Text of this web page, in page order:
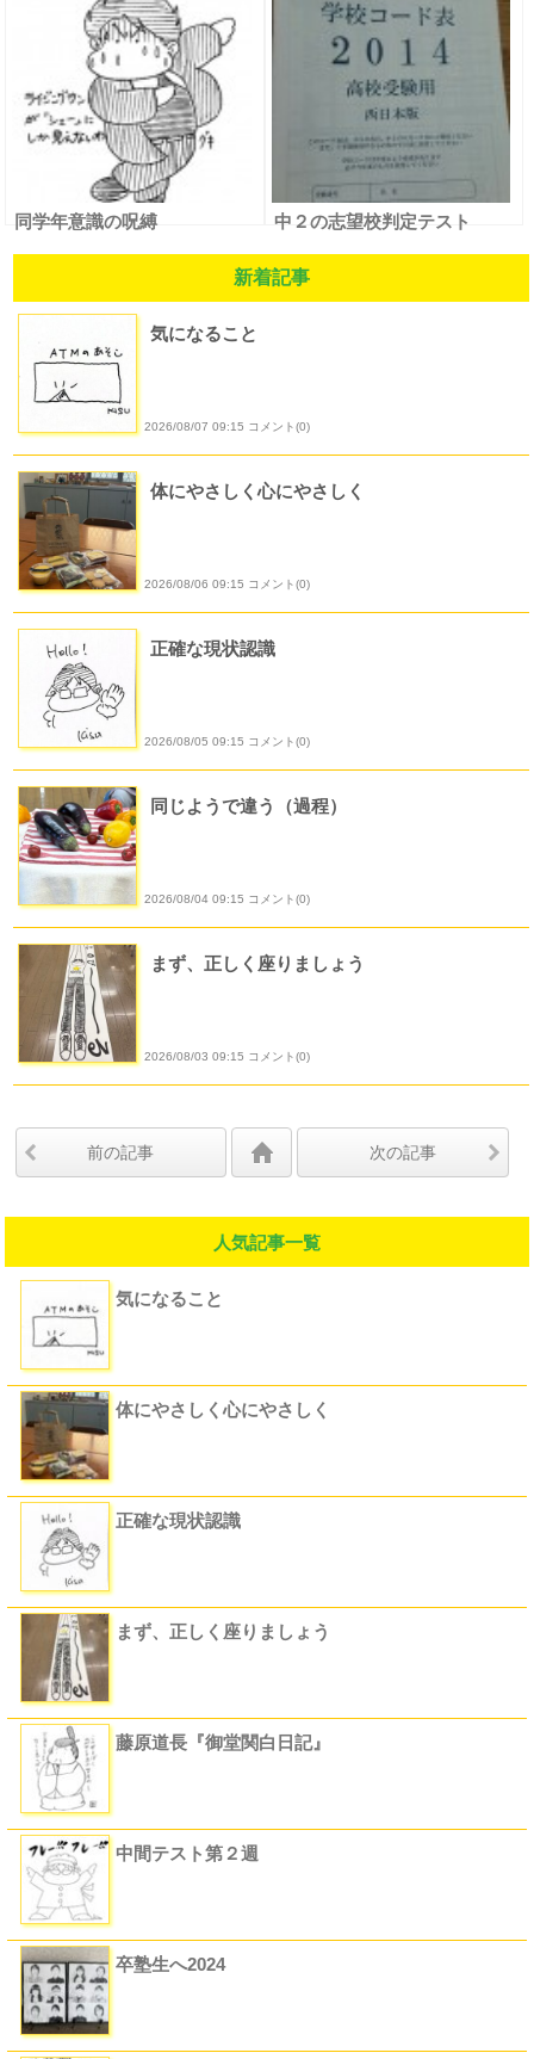
同学年意識の呪縛 中２の志望校判定テスト
新着記事
気になること
2026/08/07 09:15 コメント(0)
体にやさしく心にやさしく
2026/08/06 09:15 コメント(0)
正確な現状認識
2026/08/05 09:15 コメント(0)
同じようで違う（過程）
2026/08/04 09:15 コメント(0)
まず、正しく座りましょう
2026/08/03 09:15 コメント(0)
前の記事 次の記事
人気記事一覧
気になること
体にやさしく心にやさしく
正確な現状認識
まず、正しく座りましょう
藤原道長『御堂関白日記』
中間テスト第２週
卒塾生へ2024